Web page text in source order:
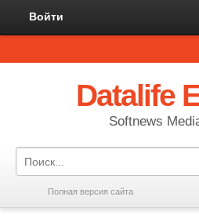
Войти
Datalife
Softnews
Полная версия сайта